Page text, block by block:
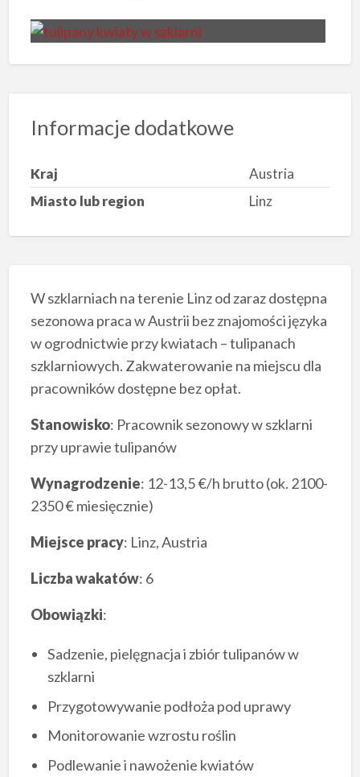
Informacje dodatkowe
Kraj
Austria
Miasto lub region
Linz
W szklarniach na terenie Linz od zaraz dostępna
sezonowa praca w Austrii bez znajomości języka
w ogrodnictwie przy kwiatach – tulipanach
szklarniowych. Zakwaterowanie na miejscu dla
pracowników dostępne bez opłat.
Stanowisko: Pracownik sezonowy w szklarni
przy uprawie tulipanów
Wynagrodzenie: 12-13,5 €/h brutto (ok. 2100-
2350 € miesięcznie)
Miejsce pracy: Linz, Austria
Liczba wakatów: 6
Obowiązki:
Sadzenie, pielęgnacja i zbiór tulipanów w
szklarni
Przygotowywanie podłoża pod uprawy
Monitorowanie wzrostu roślin
Podlewanie i nawożenie kwiatów